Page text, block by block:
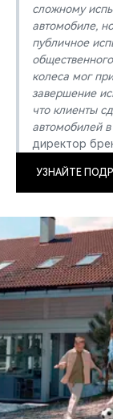
сложному
автомобиле,
публичное
колеса мог
завершение
что клиенты
автомобилей
директор
УЗНАЙТЕ